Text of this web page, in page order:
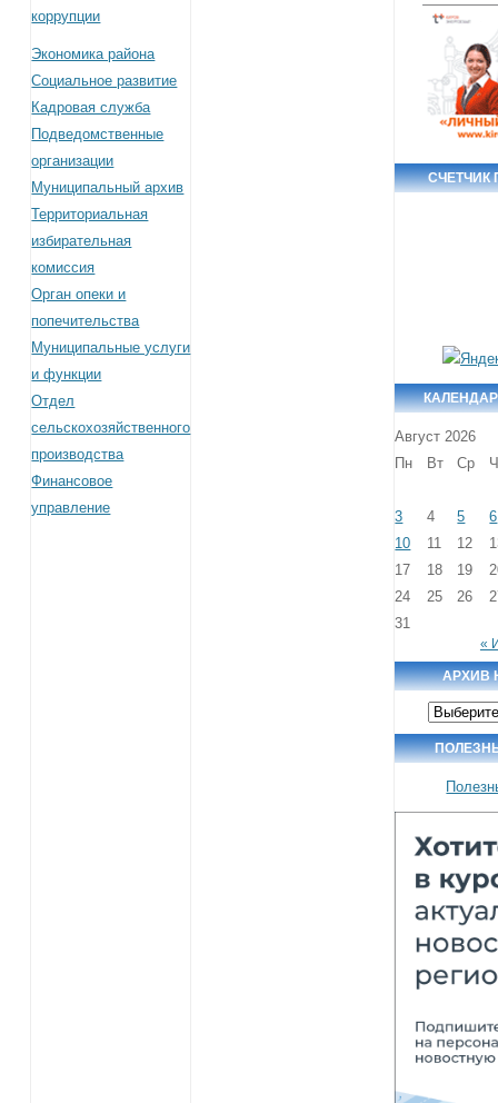
коррупции
Экономика района
Социальное развитие
Кадровая служба
Подведомственные
организации
Муниципальный архив
Территориальная
избирательная
комиссия
Орган опеки и
попечительства
Муниципальные услуги
и функции
Отдел
сельскохозяйственного
производства
Финансовое
управление
Август 2026
Пн
Вт Ср
3 4 5
6
10
11 12
17
18 19
24
25 26
31
«
АРХИВ
Архив
новостей